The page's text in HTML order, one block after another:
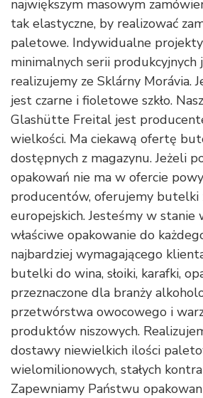
największym masowym
tak elastyczne, by realizować
paletowe. Indywidualne
minimalnych serii produkcyjnych
realizujemy ze Sklárny Morávia.
jest czarne i fioletowe szkło.
Glashütte Freital jest
wielkości. Ma ciekawą ofertę
dostępnych z magazynu. Jeżeli
opakowań nie ma w ofercie
producentów, oferujemy butelki
europejskich. Jesteśmy w stanie
właściwe opakowanie do
najbardziej wymagającego
butelki do wina, słoiki, karafki,
przeznaczone dla branży
przetwórstwa owocowego i
produktów niszowych.
dostawy niewielkich ilości
wielomilionowych, stałych
Zapewniamy Państwu